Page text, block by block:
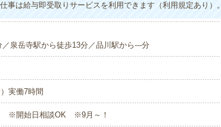
は給与即受取りサービスを利用できます（利用規定あり）。
泉岳寺駅から徒歩13分／品川駅から---分
実働7時間
※開始日相談OK ※9月～！